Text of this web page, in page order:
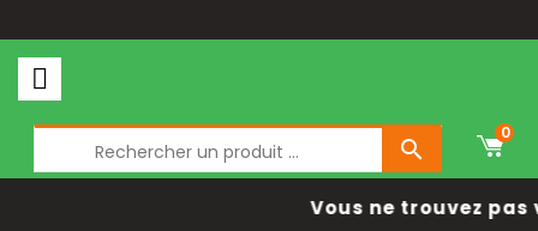

0
Vous ne trouvez pas